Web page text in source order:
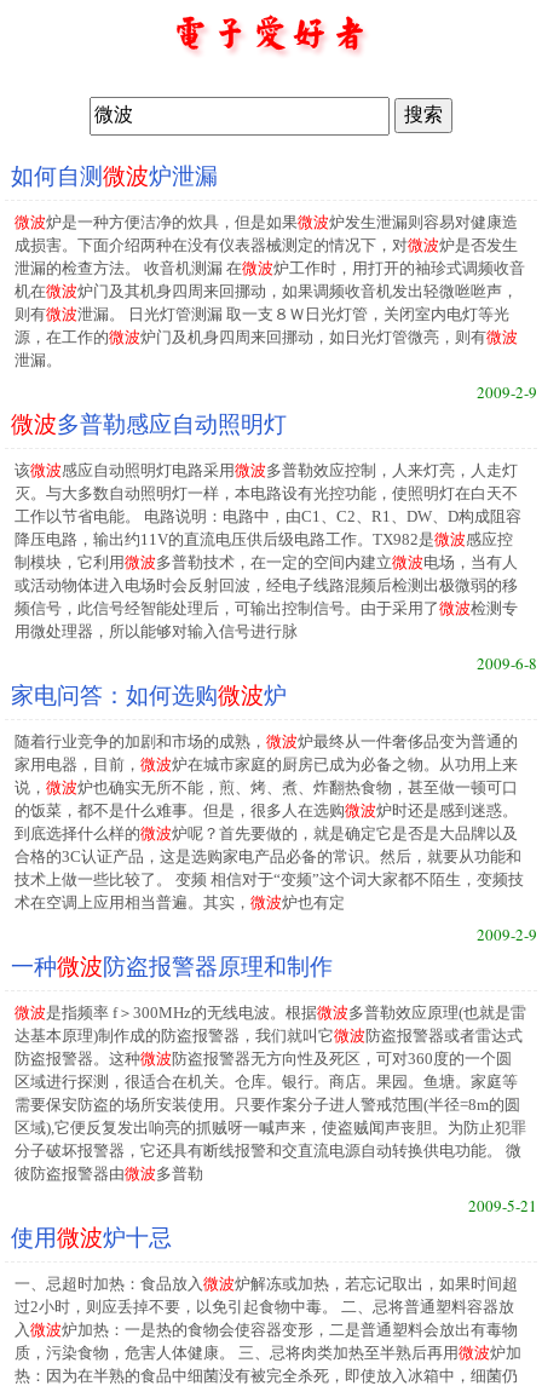
如何自测微波炉泄漏
微波炉是一种方便洁净的炊具，但是如果微波炉发生泄漏则容易对健康造
成损害。下面介绍两种在没有仪表器械测定的情况下，对微波炉是否发生
泄漏的检查方法。 收音机测漏 在微波炉工作时，用打开的袖珍式调频收音
机在微波炉门及其机身四周来回挪动，如果调频收音机发出轻微咝咝声，
则有微波泄漏。 日光灯管测漏 取一支８Ｗ日光灯管，关闭室内电灯等光
源，在工作的微波炉门及机身四周来回挪动，如日光灯管微亮，则有微波
泄漏。
2009-2-9
微波多普勒感应自动照明灯
该微波感应自动照明灯电路采用微波多普勒效应控制，人来灯亮，人走灯
灭。与大多数自动照明灯一样，本电路设有光控功能，使照明灯在白天不
工作以节省电能。 电路说明：电路中，由C1、C2、R1、DW、D构成阻容
降压电路，输出约11V的直流电压供后级电路工作。TX982是微波感应控
制模块，它利用微波多普勒技术，在一定的空间内建立微波电场，当有人
或活动物体进入电场时会反射回波，经电子线路混频后检测出极微弱的移
频信号，此信号经智能处理后，可输出控制信号。由于采用了微波检测专
用微处理器，所以能够对输入信号进行脉
2009-6-8
家电问答：如何选购微波炉
随着行业竞争的加剧和市场的成熟，微波炉最终从一件奢侈品变为普通的
家用电器，目前，微波炉在城市家庭的厨房已成为必备之物。从功用上来
说，微波炉也确实无所不能，煎、烤、煮、炸翻热食物，甚至做一顿可口
的饭菜，都不是什么难事。但是，很多人在选购微波炉时还是感到迷惑。
到底选择什么样的微波炉呢？首先要做的，就是确定它是否是大品牌以及
合格的3C认证产品，这是选购家电产品必备的常识。然后，就要从功能和
技术上做一些比较了。 变频 相信对于“变频”这个词大家都不陌生，变频技
术在空调上应用相当普遍。其实，微波炉也有定
2009-2-9
一种微波防盗报警器原理和制作
微波是指频率 f＞300MHz的无线电波。根据微波多普勒效应原理(也就是雷
达基本原理)制作成的防盗报警器，我们就叫它微波防盗报警器或者雷达式
防盗报警器。这种微波防盗报警器无方向性及死区，可对360度的一个圆
区域进行探测，很适合在机关。仓库。银行。商店。果园。鱼塘。家庭等
需要保安防盗的场所安装使用。只要作案分子进人警戒范围(半径=8m的圆
区域),它便反复发出响亮的抓贼呀一喊声来，使盗贼闻声丧胆。为防止犯罪
分子破坏报警器，它还具有断线报警和交直流电源自动转换供电功能。 微
彼防盗报警器由微波多普勒
2009-5-21
使用微波炉十忌
一、忌超时加热：食品放入微波炉解冻或加热，若忘记取出，如果时间超
过2小时，则应丢掉不要，以免引起食物中毒。 二、忌将普通塑料容器放
入微波炉加热：一是热的食物会使容器变形，二是普通塑料会放出有毒物
质，污染食物，危害人体健康。 三、忌将肉类加热至半熟后再用微波炉加
热：因为在半熟的食品中细菌没有被完全杀死，即使放入冰箱中，细菌仍